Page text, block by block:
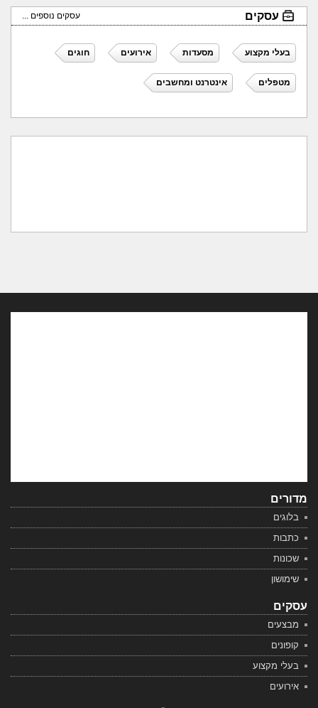
עסקים עסקים נוספים ...
בעלי מקצוע מסעדות אירועים חוגים
מטפלים אינטרנט ומחשבים
מדורים
בלוגים
כתבות
שכונות
שימושון
עסקים
מבצעים
קופונים
בעלי מקצוע
אירועים